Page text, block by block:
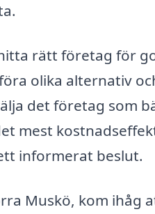
rätt företag för
olika alternativ
det företag som
mest
informerat beslut.
Muskö, kom ihåg